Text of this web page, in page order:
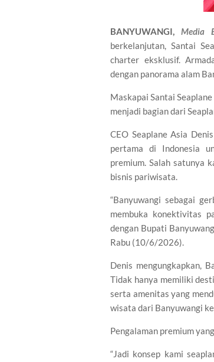
BANYUWANGI,Media
berkelanjutan, Santai
charter eksklusif.
dengan panorama alam
Maskapai Santai
menjadi bagian dari
CEO Seaplane Asia
pertama di Indonesia
premium. Salah satunya
bisnis pariwisata.
“Banyuwangi sebagai
membuka konektivitas
dengan Bupati
Rabu (10/6/2026).
Denis mengungkapkan,
Tidak hanya memiliki
serta amenitas yang
wisata dari Banyuwangi
Pengalaman premium
“Jadi konsep kami